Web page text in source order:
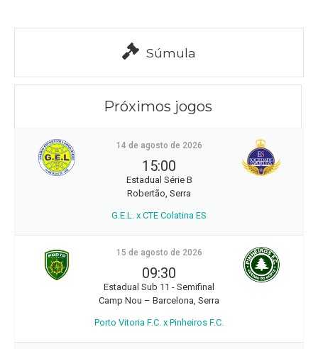
Súmula
Próximos jogos
14 de agosto de 2026
15:00
Estadual Série B
Robertão, Serra
G.E.L. x CTE Colatina ES
15 de agosto de 2026
09:30
Estadual Sub 11 - Semifinal
Camp Nou – Barcelona, Serra
Porto Vitoria F.C. x Pinheiros F.C.